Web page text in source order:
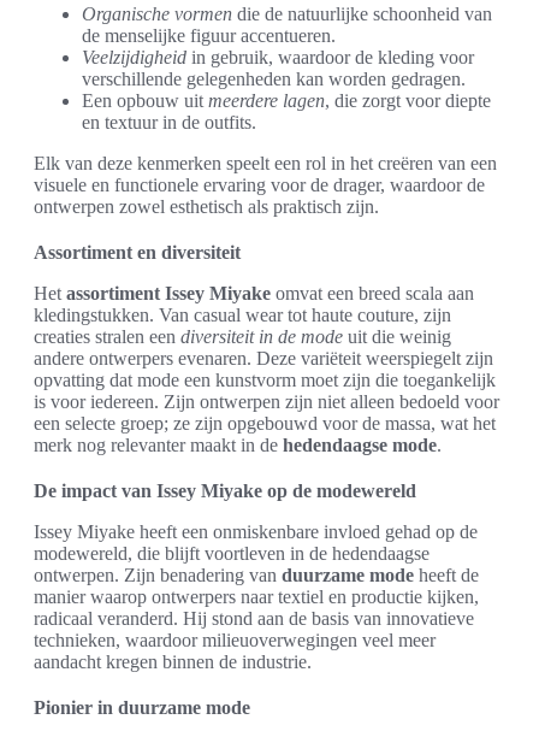
Organische vormen die de natuurlijke schoonheid van
de menselijke figuur accentueren.
Veelzijdigheid in gebruik, waardoor de kleding voor
verschillende gelegenheden kan worden gedragen.
Een opbouw uit meerdere lagen, die zorgt voor diepte
en textuur in de outfits.
Elk van deze kenmerken speelt een rol in het creëren van een
visuele en functionele ervaring voor de drager, waardoor de
ontwerpen zowel esthetisch als praktisch zijn.
Assortiment en diversiteit
Het assortiment Issey Miyake omvat een breed scala aan
kledingstukken. Van casual wear tot haute couture, zijn
creaties stralen een diversiteit in de mode uit die weinig
andere ontwerpers evenaren. Deze variëteit weerspiegelt zijn
opvatting dat mode een kunstvorm moet zijn die toegankelijk
is voor iedereen. Zijn ontwerpen zijn niet alleen bedoeld voor
een selecte groep; ze zijn opgebouwd voor de massa, wat het
merk nog relevanter maakt in de hedendaagse mode.
De impact van Issey Miyake op de modewereld
Issey Miyake heeft een onmiskenbare invloed gehad op de
modewereld, die blijft voortleven in de hedendaagse
ontwerpen. Zijn benadering van duurzame mode heeft de
manier waarop ontwerpers naar textiel en productie kijken,
radicaal veranderd. Hij stond aan de basis van innovatieve
technieken, waardoor milieuoverwegingen veel meer
aandacht kregen binnen de industrie.
Pionier in duurzame mode